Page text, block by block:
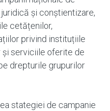
și conștientizare,
cetățenilor,
privind instituțiile
și serviciile oferite de
drepturile grupurilor
stategiei de campanie